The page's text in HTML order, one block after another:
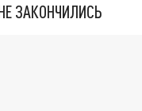
ЗАКОНЧИЛИСЬ